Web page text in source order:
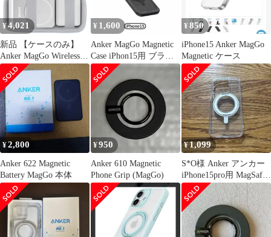
(ブラック) 0
¥4,021
新品 【ケースのみ】
Anker MagGo Wireless
Charging Station
(Foldable 3-in-1) マグネ
ット式 3-in-1 ワイヤレ
ス充電ステーション専
用収納ケース，ホワイ
ト‐Khanka
¥ 1,600
Anker MagGo Magnetic
Case iPhon15用 ブラッ
ク
¥ 850
iPhone15 Anker MagGo
Magnetic ケース
¥2,800
Anker 622 Magnetic
Battery MagGo 本体
¥950
Anker 610 Magnetic
Phone Grip (MagGo)
¥1,099
S*O様 Anker アンカー
iPhone15pro用 MagSafe
対応 ク